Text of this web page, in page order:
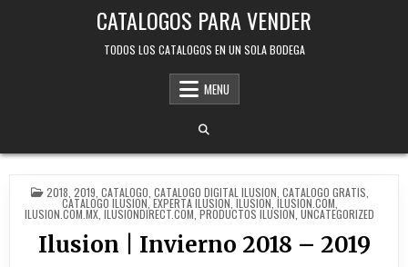
CATALOGOS PARA VENDER
TODOS LOS CATALOGOS EN UN SOLA BODEGA
MENU
POSTED
IN
2018 2019 CATALOGO CATALOGO DIGITAL ILUSION CATALOGO GRATIS
CATALOGO ILUSION,EXPERTA ILUSION ILUSION ILUSION.COM
ILUSION.COM.MX ILUSIONDIRECT.COM PRODUCTOS ILUSION UNCATEGORIZED
Ilusion | Invierno 2018 – 2019